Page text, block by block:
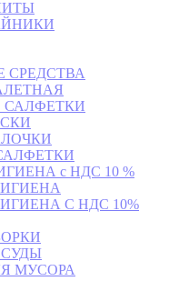
СРЕДСТВА
с НДС 10 %
С НДС 10%
МУСОРА